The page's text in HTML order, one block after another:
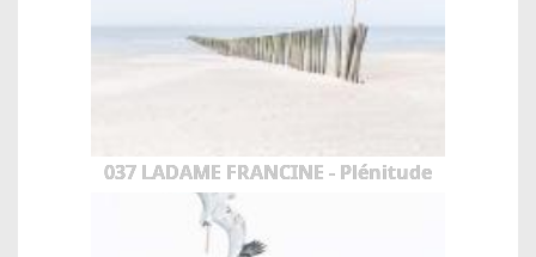
037 LADAME FRANCINE - Plénitude